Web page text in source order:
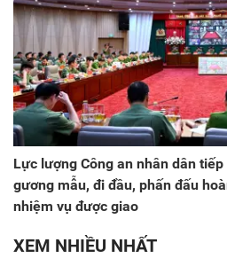
Lực lượng Công an nhân dân
gương mẫu, đi đầu, phấn đấu
nhiệm vụ được giao
XEM NHIỀU NHẤT